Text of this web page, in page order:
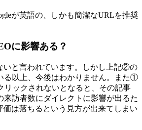
が英語の、しかも簡潔なURLを推奨
に影響ある？
いと言われています。しかし上記②の
る以上、今後はわかりません。また①
リックされないとなると、その記事
来訪者数にダイレクトに影響が出るた
価は落ちるという見方が出来てしまい